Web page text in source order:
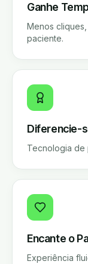
Ganhe
Menos
paciente.
Diferencie-
Tecnologia de
Encante o
Experiência